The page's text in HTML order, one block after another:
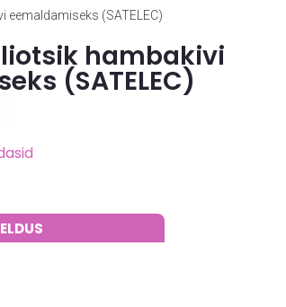
eemaldamiseks (SATELEC)
hambakivi
(SATELEC)